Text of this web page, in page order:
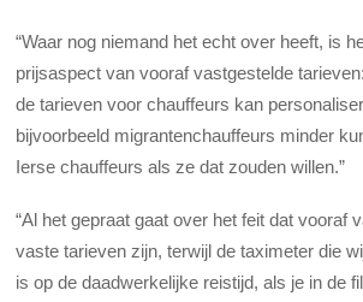
“Waar nog niemand het echt over heeft, is
prijsaspect van vooraf vastgestelde
de tarieven voor chauffeurs kan
bijvoorbeeld migrantenchauffeurs minder
Ierse chauffeurs als ze dat zouden willen.”
“Al het gepraat gaat over het feit dat vooraf
vaste tarieven zijn, terwijl de taximeter die
is op de daadwerkelijke reistijd, als je in de